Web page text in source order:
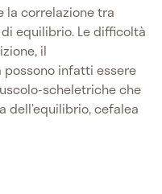
la correlazione tra
equilibrio. Le difficoltà
il
infatti essere
scheletriche che
dell’equilibrio, cefalea